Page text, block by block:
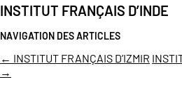
INSTITUT FRANÇAIS D’INDE
NAVIGATION DES ARTICLES
← INSTITUT FRANÇAIS D’IZMIR
→